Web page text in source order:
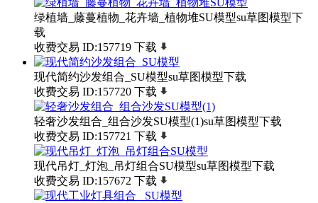
绿植墙_藤蔓植物_花卉墙_植物堆SU模型su草图模型下
载
收费交易 ID:157719 下载
现代简约沙发组合_SU模型su草图模型下载
收费交易 ID:157720 下载
轻奢沙发组合_组合沙发SU模型(1)su草图模型下载
收费交易 ID:157721 下载
现代吊灯_灯泡_吊灯组合SU模型su草图模型下载
收费交易 ID:157672 下载